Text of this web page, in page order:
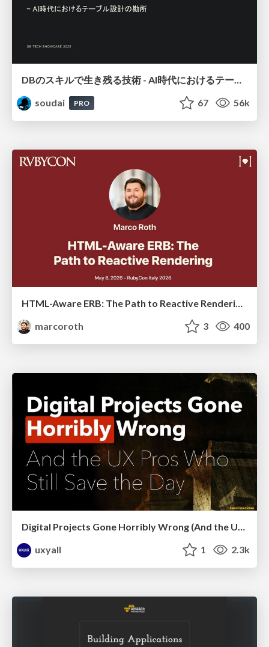
soudai
PRO 67 56k
HTML-Aware ERB: The Path to Reactive Rendering @ RubyCon 2026, Rimini, Italy
marcoroth
3 400
Digital Projects Gone Horribly Wrong (And the UX Pros Who Still Save the Day) - Dean Schuster
uxyall
1 2.3k